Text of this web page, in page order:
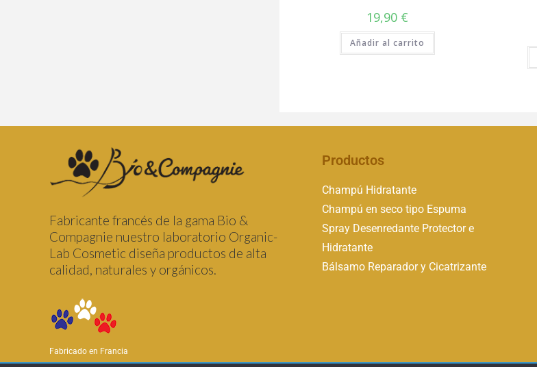
19,90 €
Añadir al carrito
Fabricante francés de la gama Bio &
Compagnie nuestro laboratorio Organic-
Lab Cosmetic diseña productos de alta
calidad, naturales y orgánicos.
Fabricado en Francia
Productos
Champú Hidratante
Champú en seco tipo Espuma
Spray Desenredante Protector e
Hidratante
Bálsamo Reparador y Cicatrizante